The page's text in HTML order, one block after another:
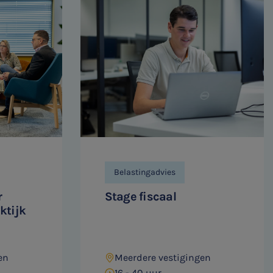
Belastingadvies
Stage fiscaal
Meerdere vestigingen